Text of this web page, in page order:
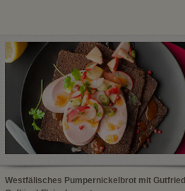
Westfälisches Pumpernickelbrot mit Gutfried